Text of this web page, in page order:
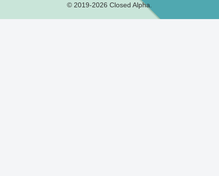
© 2019-2026 Closed Alpha.